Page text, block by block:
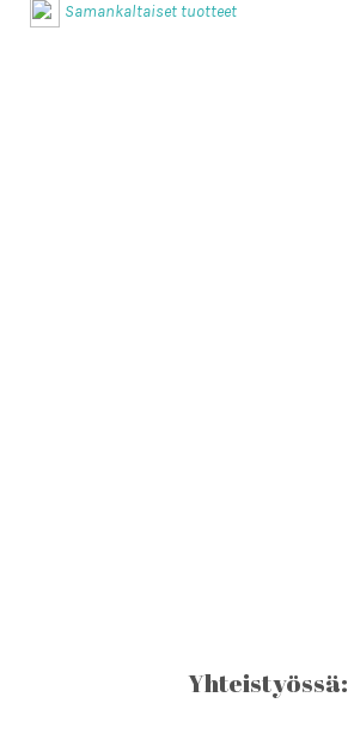
Samankaltaiset tuotteet
Yhteistyössä: